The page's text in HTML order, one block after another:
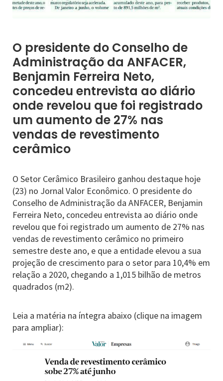
O presidente do Conselho de
Administração da ANFACER,
Benjamin Ferreira Neto,
concedeu entrevista ao diário
onde revelou que foi registrado
um aumento de 27% nas
vendas de revestimento
cerâmico
O Setor Cerâmico Brasileiro ganhou destaque hoje
(23) no Jornal Valor Econômico. O presidente do
Conselho de Administração da ANFACER, Benjamin
Ferreira Neto, concedeu entrevista ao diário onde
revelou que foi registrado um aumento de 27% nas
vendas de revestimento cerâmico no primeiro
semestre deste ano, e que a entidade elevou a sua
projeção de crescimento para o setor para 10,4% em
relação a 2020, chegando a 1,015 bilhão de metros
quadrados (m2).
Leia a matéria na íntegra abaixo (clique na imagem
para ampliar):